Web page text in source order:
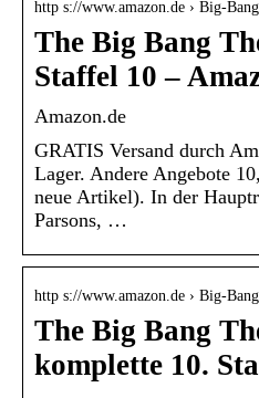
http s://www.amazon.de › Big-
The Big Bang
Staffel 10 –
Amazon.de
GRATIS Versand durch
Lager. Andere Angebote
neue Artikel). In der
Parsons, …
http s://www.amazon.de › Big-
The Big Bang
komplette 10.